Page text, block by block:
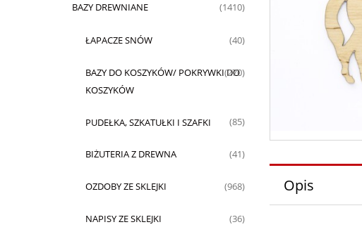
BAZY DREWNIANE (1410)
ŁAPACZE SNÓW (40)
BAZY DO KOSZYKÓW/ POKRYWKI DO
KOSZYKÓW
(270)
PUDEŁKA, SZKATUŁKI I SZAFKI (85)
BIŻUTERIA Z DREWNA (41)
OZDOBY ZE SKLEJKI (968)
NAPISY ZE SKLEJKI (36)
Opis